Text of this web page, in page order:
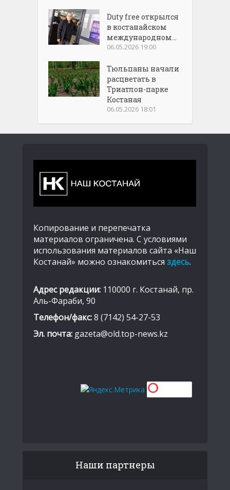
Duty free открылся
в костанайском
международном...
06.05.2026 19:00
Тюльпаны начали
расцветать в
Триатлон-парке
Костаная
06.05.2026 18:01
Копирование и перепечатка
материалов ограничена. С условиями
использования материалов сайта «Наш
Костанай» можно ознакомиться здесь.
Адрес редакции: 110000 г. Костанай, пр.
Аль-Фараби, 90
Телефон/факс:8 (7142) 54-27-53
Эл. почта: gazeta@old.top-news.kz
Наши партнеры